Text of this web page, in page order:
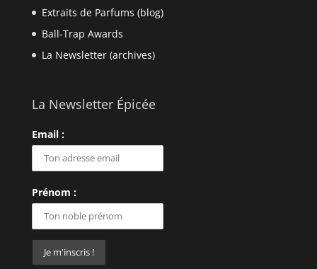
Extraits de Parfums (blog)
Ball-Trap Awards
La Newsletter (archives)
La Newsletter Épicée
Email :
Prénom :